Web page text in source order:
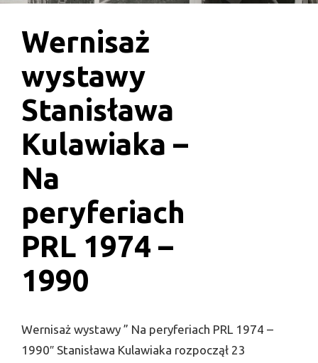
Wernisaż
wystawy
Stanisława
Kulawiaka –
Na
peryferiach
PRL 1974 –
1990
Wernisaż wystawy ” Na peryferiach PRL 1974 –
1990″ Stanisława Kulawiaka rozpoczął 23